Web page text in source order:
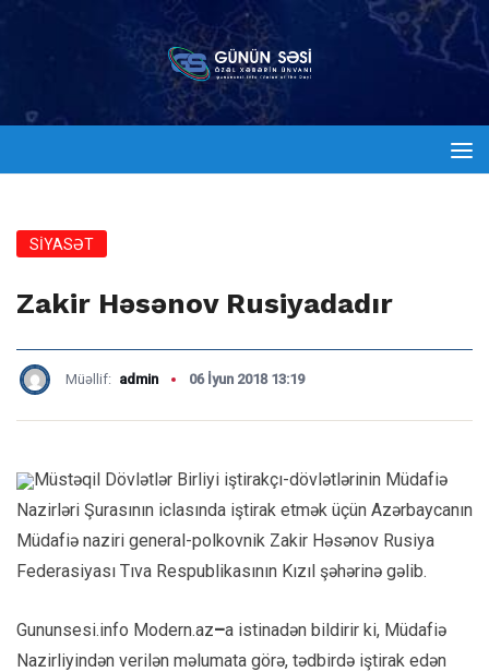
SİYASƏT
Zakir Həsənov Rusiyadadır
Müəllif: admin 06 İyun 2018 13:19
Müstəqil Dövlətlər Birliyi iştirakçı-dövlətlərinin Müdafiə
Nazirləri Şurasının iclasında iştirak etmək üçün Azərbaycanın
Müdafiə naziri general-polkovnik Zakir Həsənov Rusiya
Federasiyası Tıva Respublikasının Kızıl şəhərinə gəlib.
Gununsesi.info Modern.az–a istinadən bildirir ki, Müdafiə
Nazirliyindən verilən məlumata görə, tədbirdə iştirak edən